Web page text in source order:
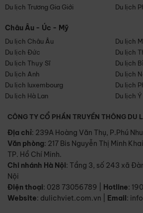
Du lịch Trương Gia Giới
Du lịch
Châu Âu - Úc - Mỹ
Du lịch Châu Âu
Du lịch
Du lịch Đức
Du lịch
Du lịch Thụy Sĩ
Du lịch Bỉ
Du lịch Anh
Du lịch
Du lịch luxembourg
Du lịch
Du lịch Hà Lan
Du lịch Ý
CÔNG TY CỔ PHẦN TRUYỀN THÔNG DU
Địa chỉ: 239A Hoàng Văn Thụ, P.Phú
Văn phòng: 217 Bis Nguyễn Thị Minh
TP. Hồ Chí Minh.
Chi nhánh Hà Nội: Tầng 3, số 243 xã
Nội
Điện thoại: 028 73056789 Hotline:
Website: dulichviet.com.vn Email: